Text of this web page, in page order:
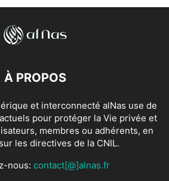
À PROPOS
et interconnecté alNas use de
pour protéger la Vie privée et
membres ou adhérents, en
les directives de la CNIL.
nous: contact[@]alnas.fr